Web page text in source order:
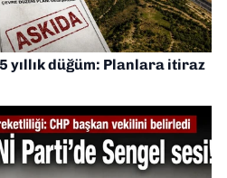
yıllık düğüm: Planlara itiraz